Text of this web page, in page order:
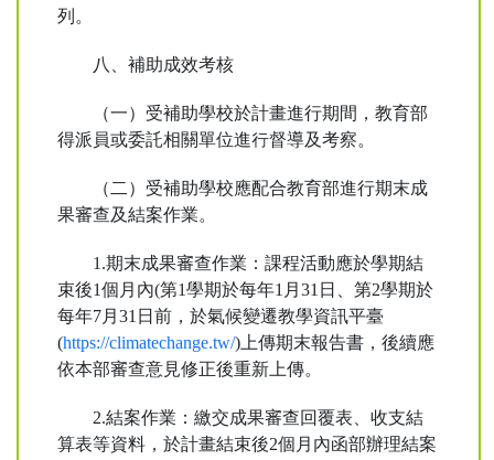
列。
八、補助成效考核
（一）受補助學校於計畫進行期間，教育部
得派員或委託相關單位進行督導及考察。
（二）受補助學校應配合教育部進行期末成
果審查及結案作業。
1.期末成果審查作業：課程活動應於學期結
束後1個月內(第1學期於每年1月31日、第2學期於
每年7月31日前，於氣候變遷教學資訊平臺
(https://climatechange.tw/)上傳期末報告書，後續應
依本部審查意見修正後重新上傳。
2.結案作業：繳交成果審查回覆表、收支結
算表等資料，於計畫結束後2個月內函部辦理結案